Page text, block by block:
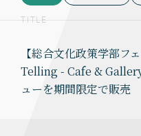
TITLE
【総合文化政策学部フ
Telling - Cafe &
ューを期間限定で販売